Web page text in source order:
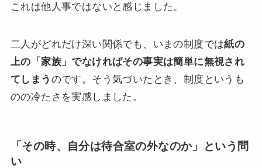
これは他人事ではないと感じました。
二人がどれだけ深い関係でも、いまの制度では紙の
上の「家族」でなければその事実は簡単に無視され
てしまう のです。そう気づいたとき、制度というも
のの冷たさを実感しました。
「その時、自分は待合室の外なのか」という問
い